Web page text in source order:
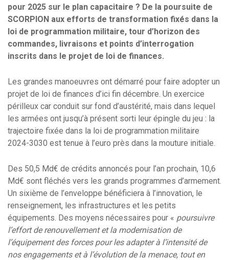
pour 2025 sur le plan capacitaire ? De la poursuite de
SCORPION aux efforts de transformation fixés dans la
loi de programmation militaire, tour d’horizon des
commandes, livraisons et points d’interrogation
inscrits dans le projet de loi de finances.
Les grandes manoeuvres ont démarré pour faire adopter un
projet de loi de finances d’ici fin décembre. Un exercice
périlleux car conduit sur fond d’austérité, mais dans lequel
les armées ont jusqu’à présent sorti leur épingle du jeu : la
trajectoire fixée dans la loi de programmation militaire
2024-3030 est tenue à l’euro près dans la mouture initiale.
Des 50,5 Md€ de crédits annoncés pour l’an prochain, 10,6
Md€ sont fléchés vers les grands programmes d’armement.
Un sixième de l’enveloppe bénéficiera à l’innovation, le
renseignement, les infrastructures et les petits
équipements. Des moyens nécessaires pour « poursuivre
l’effort de renouvellement et la modernisation de
l’équipement des forces pour les adapter à l’intensité de
nos engagements et à l’évolution de la menace, tout en